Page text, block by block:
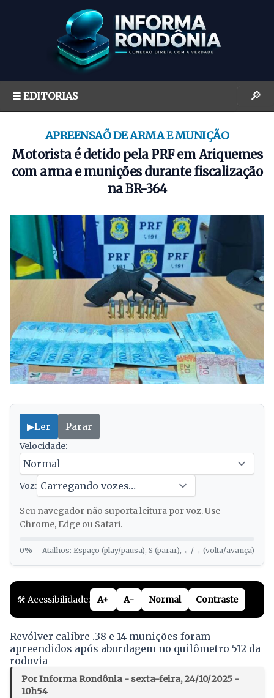
☰ EDITORIAS 🔎
APREENSAÕ DE ARMA E MUNIÇÃO
Motorista é detido pela PRF em Ariquemes
com arma e munições durante fiscalização
na BR-364
▶Ler Parar
Velocidade:
Voz:
Seu navegador não suporta leitura por voz. Use
Chrome, Edge ou Safari.
0% Atalhos: Espaço (play/pausa), S (parar), ←/→ (volta/avança)
🛠️ Acessibilidade: A+ A- Normal Contraste
Revólver calibre .38 e 14 munições foram
apreendidos após abordagem no quilômetro 512 da
rodovia
Por Informa Rondônia - sexta-feira, 24/10/2025 -
10h54